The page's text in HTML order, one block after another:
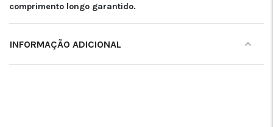
comprimento longo garantido.
INFORMAÇÃO ADICIONAL